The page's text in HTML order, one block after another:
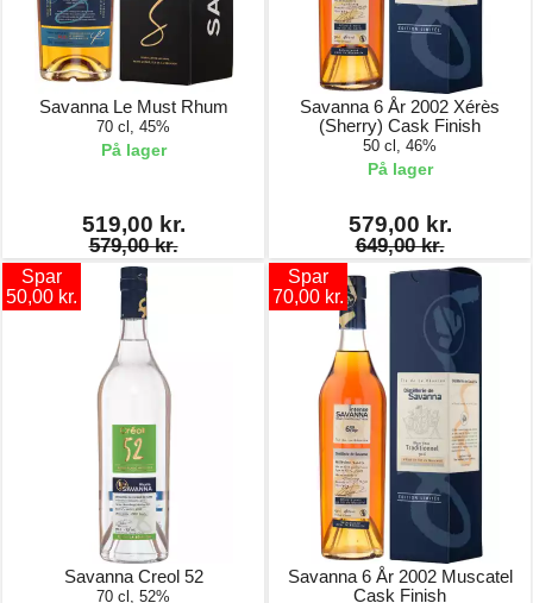
Savanna Le Must Rhum
70 cl, 45%
På lager
519,00 kr.
579,00 kr.
Savanna 6 År 2002 Xérès
(Sherry) Cask Finish
50 cl, 46%
På lager
579,00 kr.
649,00 kr.
Spar
50,00 kr.
Savanna Creol 52
70 cl, 52%
Spar
70,00 kr.
Savanna 6 År 2002 Muscatel
Cask Finish